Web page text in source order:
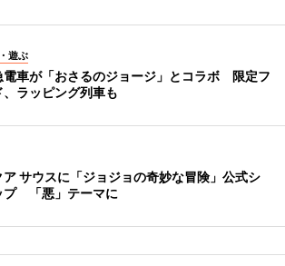
遊ぶ
電車が「おさるのジョージ」とコラボ 限定フ
、ラッピング列車も
ア サウスに「ジョジョの奇妙な冒険」公式シ
プ 「悪」テーマに